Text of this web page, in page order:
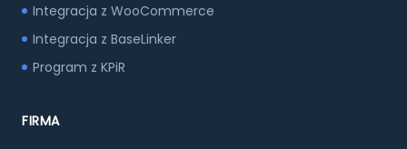
Integracja z WooCommerce
Integracja z BaseLinker
Program z KPiR
FIRMA